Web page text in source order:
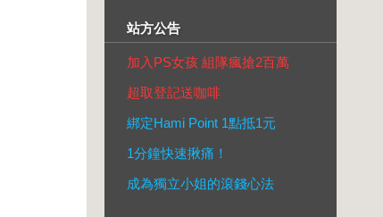
站方公告
加入PS女孩 組隊瘋搶2百萬
超取登記送咖啡
綁定Hami Point 1點抵1元
1分鐘快速揪痛！
成為獨立小姐的滾錢心法